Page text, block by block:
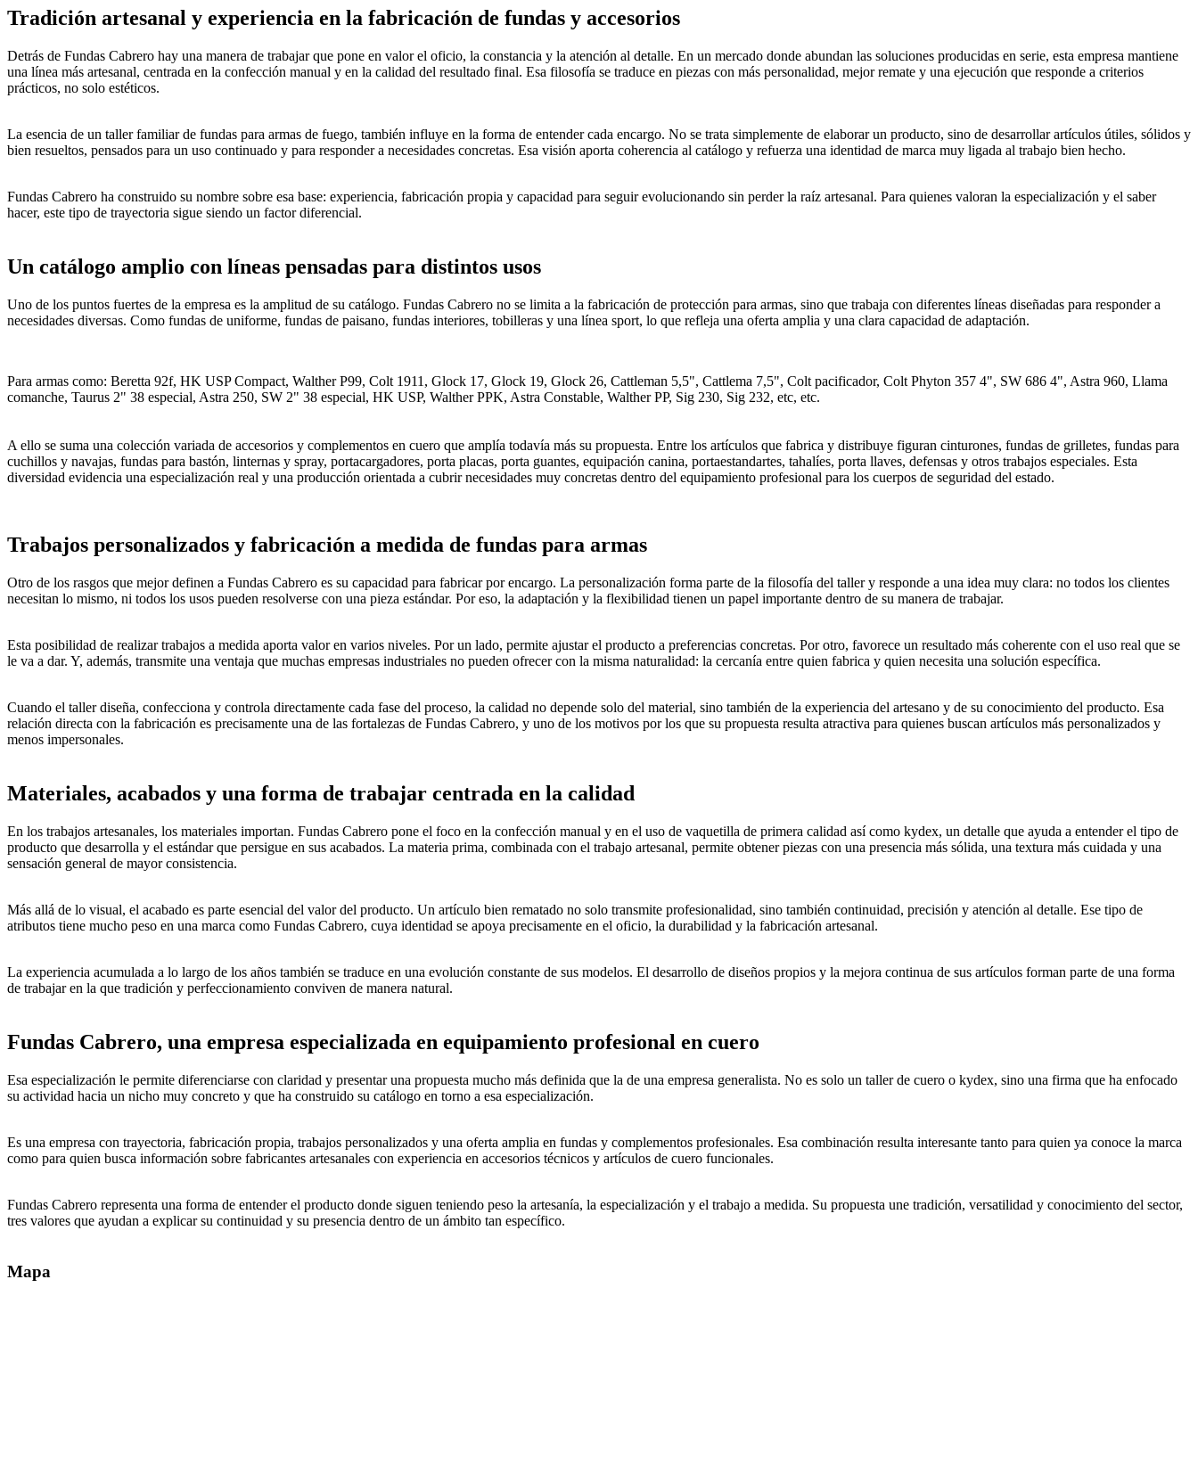
Tradición artesanal y experiencia en la fabricación de fundas y accesorios
Detrás de Fundas Cabrero hay una manera de trabajar que pone en valor el oficio, la constancia y la atención al detalle. En un mercado donde abundan las soluciones producidas en serie, esta empresa mantiene
una línea más artesanal, centrada en la confección manual y en la calidad del resultado final. Esa filosofía se traduce en piezas con más personalidad, mejor remate y una ejecución que responde a criterios
prácticos, no solo estéticos.
La esencia de un taller familiar de fundas para armas de fuego, también influye en la forma de entender cada encargo. No se trata simplemente de elaborar un producto, sino de desarrollar artículos útiles, sólidos y
bien resueltos, pensados para un uso continuado y para responder a necesidades concretas. Esa visión aporta coherencia al catálogo y refuerza una identidad de marca muy ligada al trabajo bien hecho.
Fundas Cabrero ha construido su nombre sobre esa base: experiencia, fabricación propia y capacidad para seguir evolucionando sin perder la raíz artesanal. Para quienes valoran la especialización y el saber
hacer, este tipo de trayectoria sigue siendo un factor diferencial.
Un catálogo amplio con líneas pensadas para distintos usos
Uno de los puntos fuertes de la empresa es la amplitud de su catálogo. Fundas Cabrero no se limita a la fabricación de protección para armas, sino que trabaja con diferentes líneas diseñadas para responder a
necesidades diversas. Como fundas de uniforme, fundas de paisano, fundas interiores, tobilleras y una línea sport, lo que refleja una oferta amplia y una clara capacidad de adaptación.
Para armas como: Beretta 92f, HK USP Compact, Walther P99, Colt 1911, Glock 17, Glock 19, Glock 26, Cattleman 5,5", Cattlema 7,5", Colt pacificador, Colt Phyton 357 4", SW 686 4", Astra 960, Llama
comanche, Taurus 2" 38 especial, Astra 250, SW 2" 38 especial, HK USP, Walther PPK, Astra Constable, Walther PP, Sig 230, Sig 232, etc, etc.
A ello se suma una colección variada de accesorios y complementos en cuero que amplía todavía más su propuesta. Entre los artículos que fabrica y distribuye figuran cinturones, fundas de grilletes, fundas para
cuchillos y navajas, fundas para bastón, linternas y spray, portacargadores, porta placas, porta guantes, equipación canina, portaestandartes, tahalíes, porta llaves, defensas y otros trabajos especiales. Esta
diversidad evidencia una especialización real y una producción orientada a cubrir necesidades muy concretas dentro del equipamiento profesional para los cuerpos de seguridad del estado.
Trabajos personalizados y fabricación a medida de fundas para armas
Otro de los rasgos que mejor definen a Fundas Cabrero es su capacidad para fabricar por encargo. La personalización forma parte de la filosofía del taller y responde a una idea muy clara: no todos los clientes
necesitan lo mismo, ni todos los usos pueden resolverse con una pieza estándar. Por eso, la adaptación y la flexibilidad tienen un papel importante dentro de su manera de trabajar.
Esta posibilidad de realizar trabajos a medida aporta valor en varios niveles. Por un lado, permite ajustar el producto a preferencias concretas. Por otro, favorece un resultado más coherente con el uso real que se
le va a dar. Y, además, transmite una ventaja que muchas empresas industriales no pueden ofrecer con la misma naturalidad: la cercanía entre quien fabrica y quien necesita una solución específica.
Cuando el taller diseña, confecciona y controla directamente cada fase del proceso, la calidad no depende solo del material, sino también de la experiencia del artesano y de su conocimiento del producto. Esa
relación directa con la fabricación es precisamente una de las fortalezas de Fundas Cabrero, y uno de los motivos por los que su propuesta resulta atractiva para quienes buscan artículos más personalizados y
menos impersonales.
Materiales, acabados y una forma de trabajar centrada en la calidad
En los trabajos artesanales, los materiales importan. Fundas Cabrero pone el foco en la confección manual y en el uso de vaquetilla de primera calidad así como kydex, un detalle que ayuda a entender el tipo de
producto que desarrolla y el estándar que persigue en sus acabados. La materia prima, combinada con el trabajo artesanal, permite obtener piezas con una presencia más sólida, una textura más cuidada y una
sensación general de mayor consistencia.
Más allá de lo visual, el acabado es parte esencial del valor del producto. Un artículo bien rematado no solo transmite profesionalidad, sino también continuidad, precisión y atención al detalle. Ese tipo de
atributos tiene mucho peso en una marca como Fundas Cabrero, cuya identidad se apoya precisamente en el oficio, la durabilidad y la fabricación artesanal.
La experiencia acumulada a lo largo de los años también se traduce en una evolución constante de sus modelos. El desarrollo de diseños propios y la mejora continua de sus artículos forman parte de una forma
de trabajar en la que tradición y perfeccionamiento conviven de manera natural.
Fundas Cabrero, una empresa especializada en equipamiento profesional en cuero
Esa especialización le permite diferenciarse con claridad y presentar una propuesta mucho más definida que la de una empresa generalista. No es solo un taller de cuero o kydex, sino una firma que ha enfocado
su actividad hacia un nicho muy concreto y que ha construido su catálogo en torno a esa especialización.
Es una empresa con trayectoria, fabricación propia, trabajos personalizados y una oferta amplia en fundas y complementos profesionales. Esa combinación resulta interesante tanto para quien ya conoce la marca
como para quien busca información sobre fabricantes artesanales con experiencia en accesorios técnicos y artículos de cuero funcionales.
Fundas Cabrero representa una forma de entender el producto donde siguen teniendo peso la artesanía, la especialización y el trabajo a medida. Su propuesta une tradición, versatilidad y conocimiento del sector,
tres valores que ayudan a explicar su continuidad y su presencia dentro de un ámbito tan específico.
Mapa